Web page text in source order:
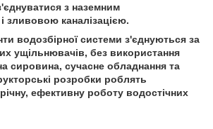
з наземним
зливовою каналізацією.
водозбірної системи з'єднуються за
ущільнювачів, без використання
сировина, сучасне обладнання та
розробки роблять
ефективну роботу водостічних